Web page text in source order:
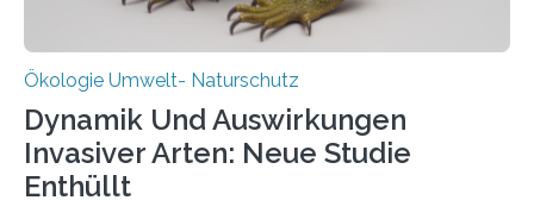
Ökologie Umwelt- Naturschutz
Dynamik Und Auswirkungen
Invasiver Arten: Neue Studie
Enthüllt